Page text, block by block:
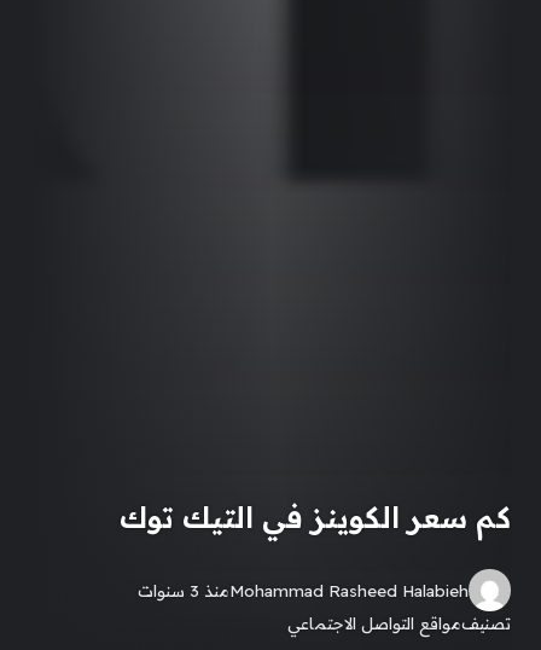
كم سعر الكوينز في التيك توك
Mohammad Rasheed Halabiehمنذ 3 سنوات
تصنيفمواقع التواصل الاجتماعي